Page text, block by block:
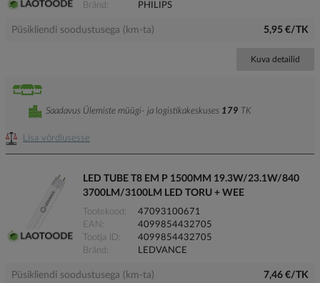
Bränd
PHILIPS
Püsikliendi soodustusega (km-ta) 5,95 €/TK
Kuva detailid
Lisa võrdlusesse
Saadavus Ülemiste müügi- ja logistikakeskuses 179 TK
LED TUBE T8 EM P 1500MM 19.3W/23.1W/840
3700LM/3100LM LED TORU + WEE
Tootekood
47093100671
EAN
4099854432705
Tootja ID
4099854432705
Bränd
LEDVANCE
Püsikliendi soodustusega (km-ta) 7,46 €/TK